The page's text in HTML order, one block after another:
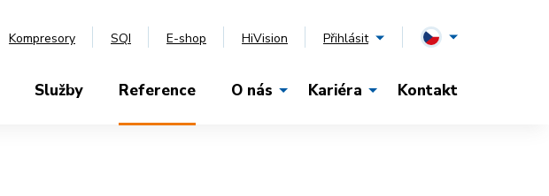
Kompresory SQI E-shop HiVision Přihlásit
Služby Reference O nás Kariéra Kontakt